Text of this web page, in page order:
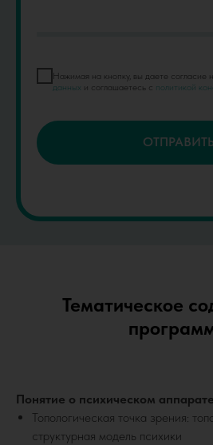
Нажимая на кнопку, вы даете согласие
данных и соглашаетесь c политикой
Тематическое
Понятие о психическом аппарате
Топологическая точка зрения:
структурная модель психики